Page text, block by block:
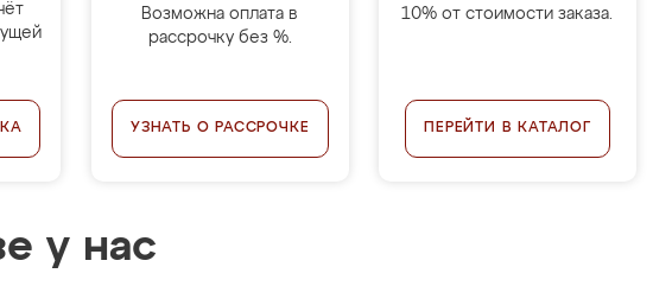
Возможна оплата в
рассрочку без %.
УЗНАТЬ О РАССРОЧКЕ
10% от стоимости заказа.
ПЕРЕЙТИ В КАТАЛОГ
у нас